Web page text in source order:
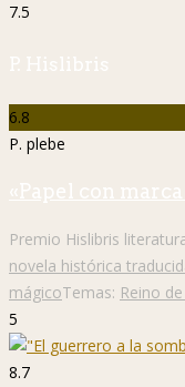
7.5
P. Hislibris
6.8
P. plebe
«Papel con
Premio Hislibris
novela histórica
mágicoTemas: Reino
5
8.7